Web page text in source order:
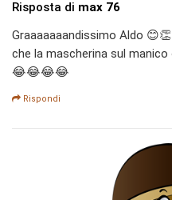
Risposta di max 76
Graaaaaaandissimo Aldo
che la mascherina sul
😂😂😂😂
Rispondi